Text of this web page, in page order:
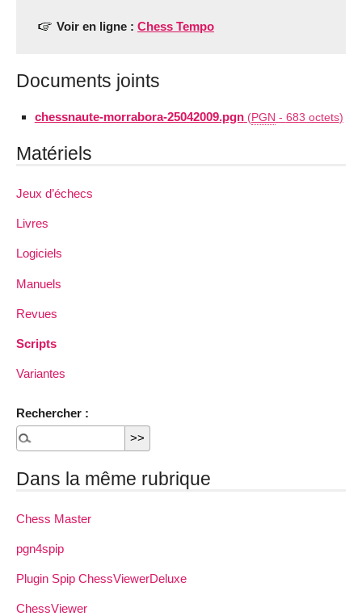
Voir en ligne : Chess Tempo
Documents joints
chessnaute-morrabora-25042009.pgn (PGN - 683 octets)
Matériels
Jeux d’échecs
Livres
Logiciels
Manuels
Revues
Scripts
Variantes
Rechercher :
Dans la même rubrique
Chess Master
pgn4spip
Plugin Spip ChessViewerDeluxe
ChessViewer